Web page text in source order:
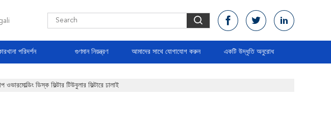
পরিদর্শন গুণমান নিয়ন্ত্রণ আমাদের সাথে যোগাযোগ করুন একটি উদ্ধৃতি অনুরোধ
ডিস্ক ফিল্টার টিউবুলার ফিল্টারে ঢালাই